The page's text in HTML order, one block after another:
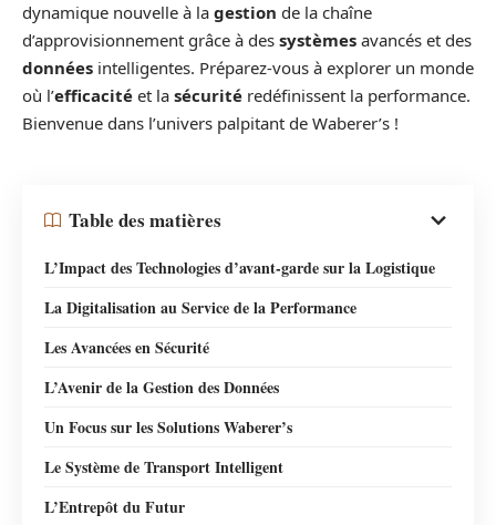
dynamique nouvelle à la gestion de la chaîne
d’approvisionnement grâce à des systèmes avancés et des
données intelligentes. Préparez-vous à explorer un monde
où l’efficacité et la sécurité redéfinissent la performance.
Bienvenue dans l’univers palpitant de Waberer’s !
Table des matières
L’Impact des Technologies d’avant-garde sur la Logistique
La Digitalisation au Service de la Performance
Les Avancées en Sécurité
L’Avenir de la Gestion des Données
Un Focus sur les Solutions Waberer’s
Le Système de Transport Intelligent
L’Entrepôt du Futur